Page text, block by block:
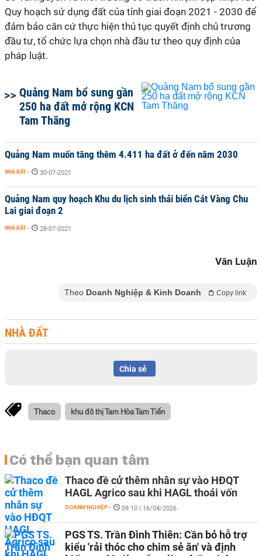
Quy hoạch sử dụng đất của tỉnh giai đoạn 2021 - 2030 để
đảm bảo căn cứ thực hiện thủ tục quyết định chủ trương
đầu tư, tổ chức lựa chọn nhà đầu tư theo quy định của
pháp luật.
Quảng Nam bổ sung gần
250 ha đất mở rộng KCN
Tam Thăng
Quảng Nam muốn tăng thêm 4.411 ha đất ở đến năm 2030
NHÀ ĐẤT - 30-07-2021
Quảng Nam quy hoạch Khu du lịch sinh thái biển Cát Vàng Chu
Lai giai đoạn 2
NHÀ ĐẤT - 28-07-2021
Văn Luận
Theo Doanh Nghiệp & Kinh Doanh Copy link
NHÀ ĐẤT
Chia sẻ
Thaco khu đô thị Tam Hòa Tam Tiến
Có thể bạn quan tâm
Thaco đề cử thêm nhân sự vào HĐQT
HAGL Agrico sau khi HAGL thoái vốn
DOANH NGHIỆP - 09:10 | 16/04/2026
PGS TS. Trần Đình Thiên: Cần bỏ hỗ trợ
kiểu 'rải thóc cho chim sẻ ăn' và định